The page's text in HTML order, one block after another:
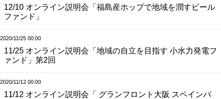
12/10 オンライン説明会「福島産ホップで地域を潤すビール
ファンド」
2020/11/25 00:00
11/25 オンライン説明会「地域の自立を目指す 小水力発電フ
ァンド」第2回
2020/11/12 00:00
11/12 オンライン説明会「 グランフロント大阪 スペインバ